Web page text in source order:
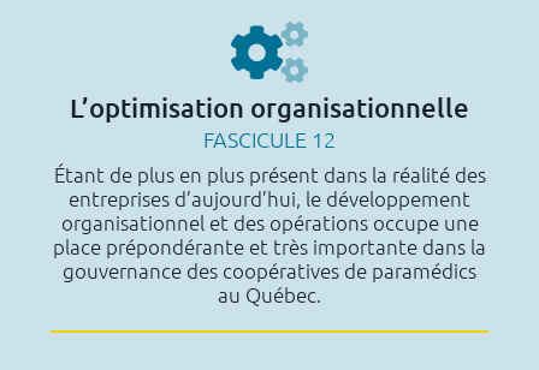
L’optimisation organisationnelle
FASCICULE 12
Étant de plus en plus présent dans la réalité des
entreprises d’aujourd’hui, le développement
organisationnel et des opérations occupe une
place prépondérante et très importante dans la
gouvernance des coopératives de paramédics
au Québec.